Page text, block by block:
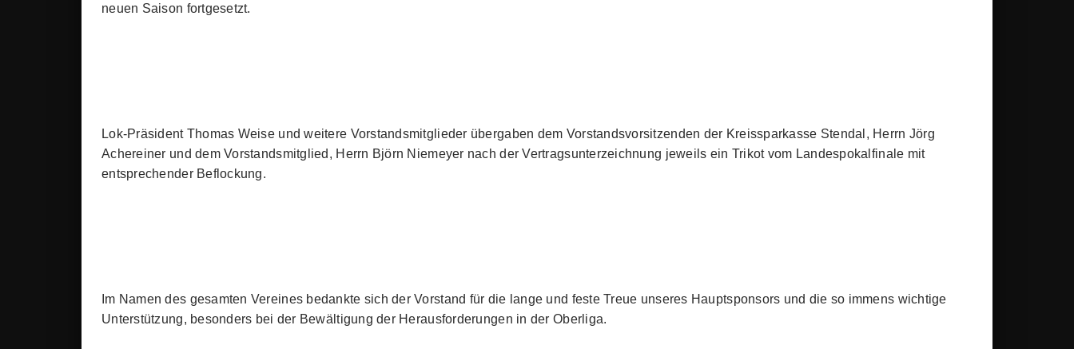
neuen Saison fortgesetzt.
Lok-Präsident Thomas Weise und weitere Vorstandsmitglieder übergaben dem Vorstandsvorsitzenden der Kreissparkasse Stendal, Herrn Jörg
Achereiner und dem Vorstandsmitglied, Herrn Björn Niemeyer nach der Vertragsunterzeichnung jeweils ein Trikot vom Landespokalfinale mit
entsprechender Beflockung.
Im Namen des gesamten Vereines bedankte sich der Vorstand für die lange und feste Treue unseres Hauptsponsors und die so immens wichtige
Unterstützung, besonders bei der Bewältigung der Herausforderungen in der Oberliga.